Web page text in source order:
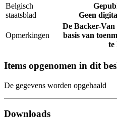
Belgisch
staatsblad
Geen
Opmerkingen
De Backer-Van
basis van
te
Items opgenomen in dit
De gegevens worden opgehaald
Downloads